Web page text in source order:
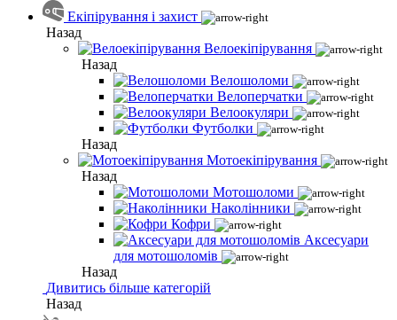
Екіпірування і захист
Назад
Велоекіпірування
Назад
Велошоломи
Велоперчатки
Велоокуляри
Футболки
Назад
Мотоекіпірування
Назад
Мотошоломи
Наколінники
Кофри
Аксесуари
для мотошоломів
Назад
Дивитись більше категорій
Назад